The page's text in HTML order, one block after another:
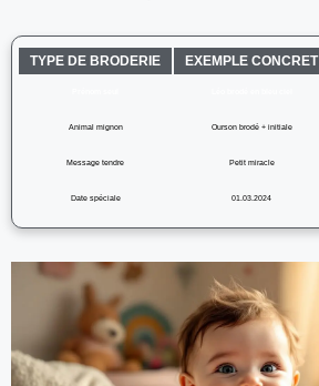
TYPE DE BRODERIE EXEMPLE CONCRET
Animal mignon Ourson brodé + initiale
Message tendre Petit miracle
Date spéciale 01.03.2024